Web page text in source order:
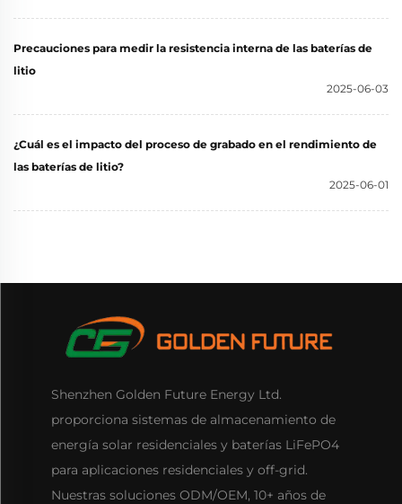
Precauciones para medir la resistencia interna de las baterías de
litio
2025-06-03
¿Cuál es el impacto del proceso de grabado en el rendimiento de
las baterías de litio?
2025-06-01
Shenzhen Golden Future Energy Ltd.
proporciona sistemas de almacenamiento de
energía solar residenciales y baterías LiFePO4
para aplicaciones residenciales y off-grid.
Nuestras soluciones ODM/OEM, 10+ años de